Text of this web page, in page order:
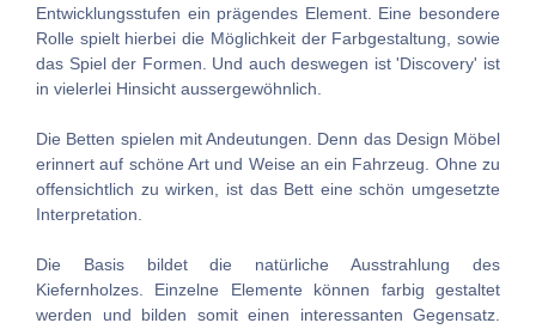
Entwicklungsstufen ein prägendes Element. Eine besondere
Rolle spielt hierbei die Möglichkeit der Farbgestaltung, sowie
das Spiel der Formen. Und auch deswegen ist 'Discovery' ist
in vielerlei Hinsicht aussergewöhnlich.
Die Betten spielen mit Andeutungen. Denn das Design Möbel
erinnert auf schöne Art und Weise an ein Fahrzeug. Ohne zu
offensichtlich zu wirken, ist das Bett eine schön umgesetzte
Interpretation.
Die Basis bildet die natürliche Ausstrahlung des
Kiefernholzes. Einzelne Elemente können farbig gestaltet
werden und bilden somit einen interessanten Gegensatz.